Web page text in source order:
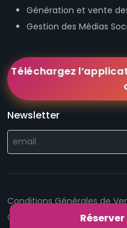
Génération et vente
Gestion des Médias
Téléchargez
Newsletter
Conditions Générales de
Conditions Générales